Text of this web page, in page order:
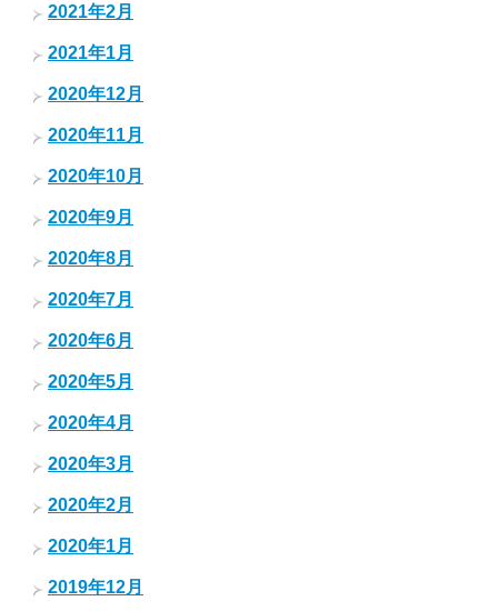
2021年2月
2021年1月
2020年12月
2020年11月
2020年10月
2020年9月
2020年8月
2020年7月
2020年6月
2020年5月
2020年4月
2020年3月
2020年2月
2020年1月
2019年12月